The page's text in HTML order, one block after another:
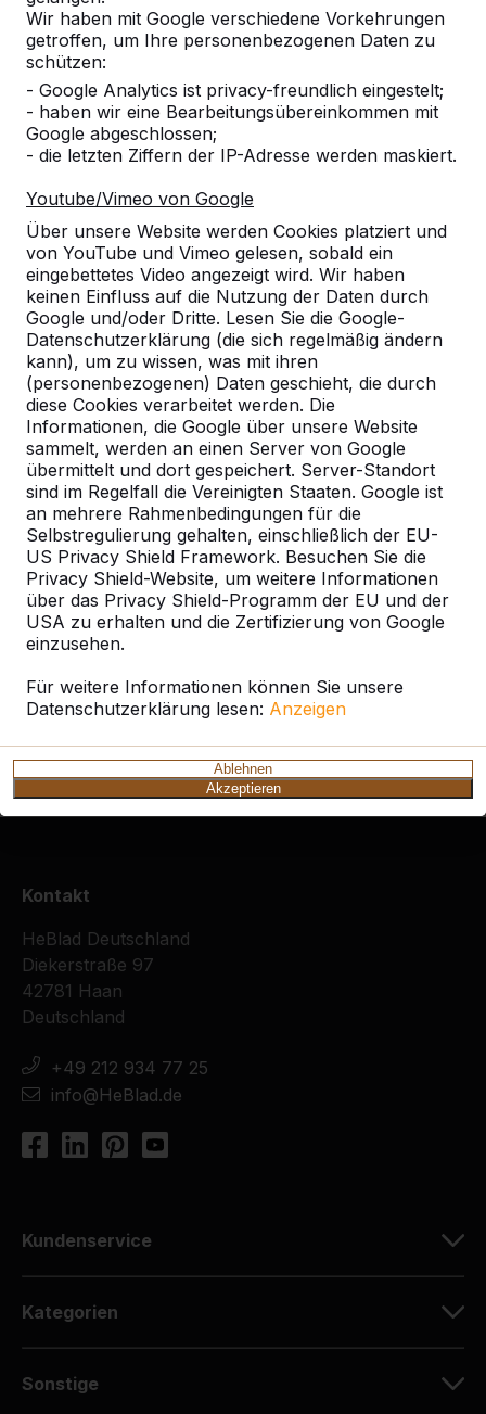
Wir haben mit Google verschiedene Vorkehrungen
getroffen, um Ihre personenbezogenen Daten zu
schützen:
- Google Analytics ist privacy-freundlich eingestelt;
- haben wir eine Bearbeitungsübereinkommen mit
Google abgeschlossen;
- die letzten Ziffern der IP-Adresse werden maskiert.
Youtube/Vimeo von Google
Über unsere Website werden Cookies platziert und
von YouTube und Vimeo gelesen, sobald ein
eingebettetes Video angezeigt wird. Wir haben
keinen Einfluss auf die Nutzung der Daten durch
Google und/oder Dritte. Lesen Sie die Google-
Datenschutzerklärung (die sich regelmäßig ändern
kann), um zu wissen, was mit ihren
(personenbezogenen) Daten geschieht, die durch
diese Cookies verarbeitet werden. Die
Informationen, die Google über unsere Website
sammelt, werden an einen Server von Google
übermittelt und dort gespeichert. Server-Standort
sind im Regelfall die Vereinigten Staaten. Google ist
an mehrere Rahmenbedingungen für die
Selbstregulierung gehalten, einschließlich der EU-
US Privacy Shield Framework. Besuchen Sie die
Privacy Shield-Website, um weitere Informationen
über das Privacy Shield-Programm der EU und der
USA zu erhalten und die Zertifizierung von Google
einzusehen.
Für weitere Informationen können Sie unsere
Datenschutzerklärung lesen: Anzeigen
Ablehnen
Akzeptieren
Referenzen
Unsere Produkte finden Sie in ganz Europa
und darüber hinaus. Sehen Sie hier, wo Sie
ein HeBlad-Produkt in Ihrer Nähe finden.
Produkt
Alles anzeigen
Kategorie
Alles anzeigen
Ort oder Postleitzahl suchen
Zie ook
Mönchengladbach-rheydt
Kontakt
HeBlad Deutschland
Diekerstraße 97
42781 Haan
Deutschland
+49 212 934 77 25
info@HeBlad.de
Kundenservice
Kategorien
Sonstige